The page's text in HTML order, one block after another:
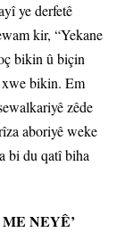
ye derfetê
kir, “Yekane
bikin û biçin
bikin. Em
zêde
aboriyê weke
bi du qatî biha
NEYÊ’